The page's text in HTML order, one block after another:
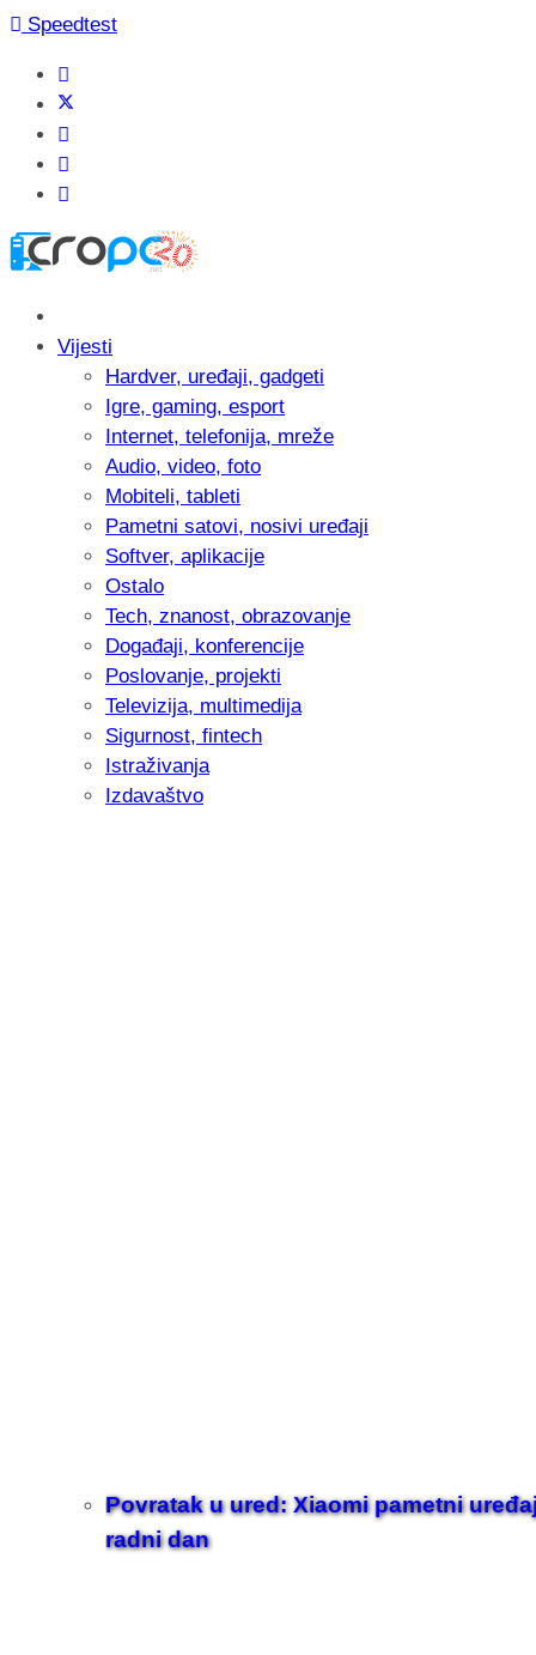
Speedtest
Vijesti
Hardver, uređaji, gadgeti
Igre, gaming, esport
Internet, telefonija, mreže
Audio, video, foto
Mobiteli, tableti
Pametni satovi, nosivi uređaji
Softver, aplikacije
Ostalo
Tech, znanost, obrazovanje
Događaji, konferencije
Poslovanje, projekti
Televizija, multimedija
Sigurnost, fintech
Istraživanja
Izdavaštvo
Povratak u ured: Xiaomi pametni
radni dan